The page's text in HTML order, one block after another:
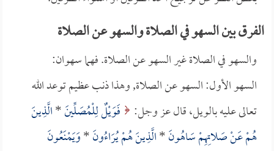
الفرق بين السهو في الصلاة والسهو عن الصلاة
والسهو في الصلاة غير السهو عن الصلاة. فهما سهوان:
السهو الأول: السهو عن الصلاة, وهذا ذنب عظيم توعد الله
تعالى عليه بالويل، قال عز وجل:
فَوَيْلٌ لِلْمُصَلِّينَ*الَّذِينَ
هُمْ عَنْ صَلاتِهِمْ سَاهُونَ*الَّذِينَ هُمْ يُرَاءُونَ*وَيَمْنَعُونَ